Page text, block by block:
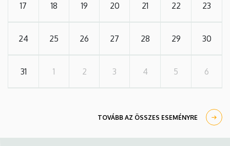
17 18 19 20 21 22 23
24 25 26 27 28 29 30
31 1 2 3 4 5 6
TOVÁBB AZ ÖSSZES ESEMÉNYRE